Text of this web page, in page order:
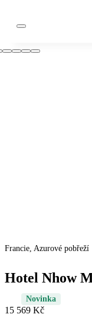
Francie, Azurové pobřeží
Hotel Nhow
Novinka
15 569 Kč